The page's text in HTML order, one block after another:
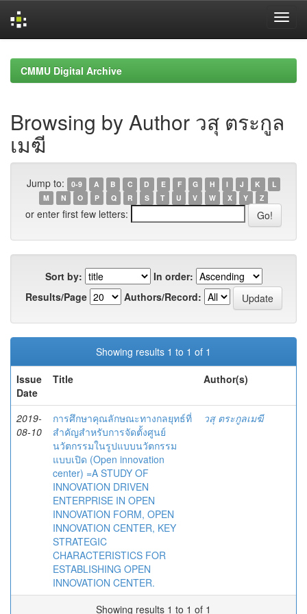
navigationCMMU Digital Archive
Browsing by Author วสุ ตระกูล
เมฆี
Jump to: 0-9 A B C D E F G H I J K
L
M
N O P Q R S T U V W X Y Z
or enter first few letters:
Sort by:
In order:
Results/Page
Authors/Record:
Showing results 1 to 1 of 1
Issue
Date
Title Author(s)
2019-
08-10
การศึกษาคุณลักษณะทางกลยุทธ์ที่
สำคัญสำหรับการจัดตั้งศูนย์
นวัตกรรมในรูปแบบนวัตกรรม
แบบเปิด (Open innovation
center) =A STUDY OF
INNOVATION DRIVEN
ENTERPRISE IN OPEN
INNOVATION FORM, OPEN
INNOVATION CENTER, KEY
STRATEGIC
CHARACTERISTICS FOR
ESTABLISHING OPEN
INNOVATION CENTER.
วสุ ตระกูลเมฆี
Showing results 1 to 1 of 1